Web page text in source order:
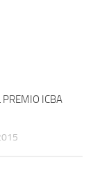
PREMIO ICBA